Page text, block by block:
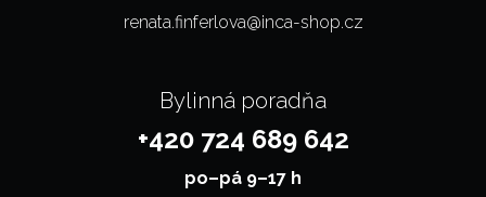
renata.finferlova@inca-shop.cz
Bylinná poradňa
+420 724 689 642
po–⁠⁠⁠⁠⁠⁠pá 9–17 h